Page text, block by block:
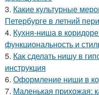
3. Какие культурные
Петербурге в летний
4. Кухня-ниша в
функциональность и
5. Как сделать нишу в
инструкция
6. Оформление ниши в
7. Маленькая прихожая: